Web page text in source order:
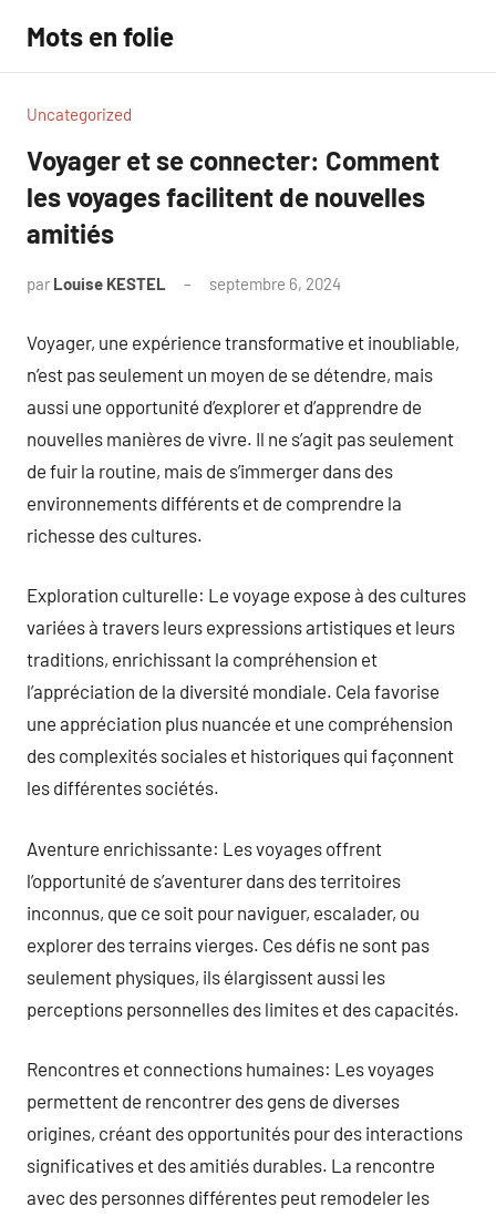
contenu
Mots en folie
Uncategorized
Voyager et se connecter: Comment
les voyages facilitent de nouvelles
amitiés
par Louise KESTEL septembre 6, 2024
Voyager, une expérience transformative et inoubliable,
n’est pas seulement un moyen de se détendre, mais
aussi une opportunité d’explorer et d’apprendre de
nouvelles manières de vivre. Il ne s’agit pas seulement
de fuir la routine, mais de s’immerger dans des
environnements différents et de comprendre la
richesse des cultures.
Exploration culturelle: Le voyage expose à des cultures
variées à travers leurs expressions artistiques et leurs
traditions, enrichissant la compréhension et
l’appréciation de la diversité mondiale. Cela favorise
une appréciation plus nuancée et une compréhension
des complexités sociales et historiques qui façonnent
les différentes sociétés.
Aventure enrichissante: Les voyages offrent
l’opportunité de s’aventurer dans des territoires
inconnus, que ce soit pour naviguer, escalader, ou
explorer des terrains vierges. Ces défis ne sont pas
seulement physiques, ils élargissent aussi les
perceptions personnelles des limites et des capacités.
Rencontres et connections humaines: Les voyages
permettent de rencontrer des gens de diverses
origines, créant des opportunités pour des interactions
significatives et des amitiés durables. La rencontre
avec des personnes différentes peut remodeler les